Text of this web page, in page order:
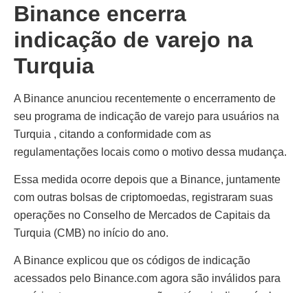
Binance encerra
indicação de varejo na
Turquia
A Binance anunciou recentemente o encerramento de
seu programa de indicação de varejo para usuários na
Turquia , citando a conformidade com as
regulamentações locais como o motivo dessa mudança.
Essa medida ocorre depois que a Binance, juntamente
com outras bolsas de criptomoedas, registraram suas
operações no Conselho de Mercados de Capitais da
Turquia (CMB) no início do ano.
A Binance explicou que os códigos de indicação
acessados ​​pelo Binance.com agora são inválidos para